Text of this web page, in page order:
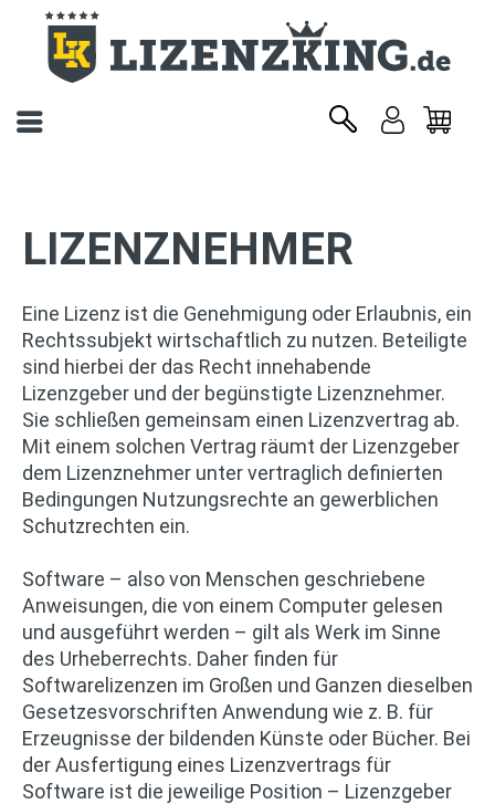
LIZENZNEHMER
Eine Lizenz ist die Genehmigung oder Erlaubnis, ein
Rechtssubjekt wirtschaftlich zu nutzen. Beteiligte
sind hierbei der das Recht innehabende
Lizenzgeber und der begünstigte Lizenznehmer.
Sie schließen gemeinsam einen Lizenzvertrag ab.
Mit einem solchen Vertrag räumt der Lizenzgeber
dem Lizenznehmer unter vertraglich definierten
Bedingungen Nutzungsrechte an gewerblichen
Schutzrechten ein.
Software – also von Menschen geschriebene
Anweisungen, die von einem Computer gelesen
und ausgeführt werden – gilt als Werk im Sinne
des Urheberrechts. Daher finden für
Softwarelizenzen im Großen und Ganzen dieselben
Gesetzesvorschriften Anwendung wie z. B. für
Erzeugnisse der bildenden Künste oder Bücher. Bei
der Ausfertigung eines Lizenzvertrags für
Software ist die jeweilige Position – Lizenzgeber